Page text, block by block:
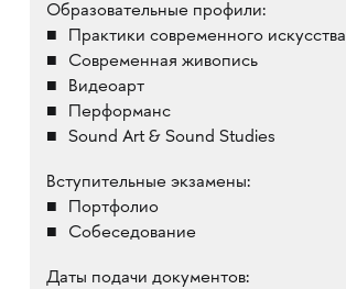
Образовательные профили:
Практики современного искусства
Современная живопись
Видеоарт
Перформанс
Sound Art & Sound Studies
Вступительные экзамены:
Портфолио
Собеседование
Даты подачи документов: